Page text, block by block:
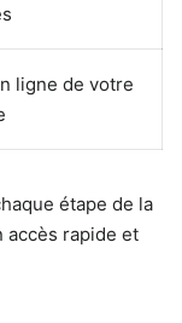
ligne de votre
étape de la
accès rapide et